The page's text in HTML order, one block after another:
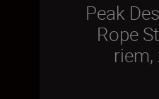
Peak
Rope